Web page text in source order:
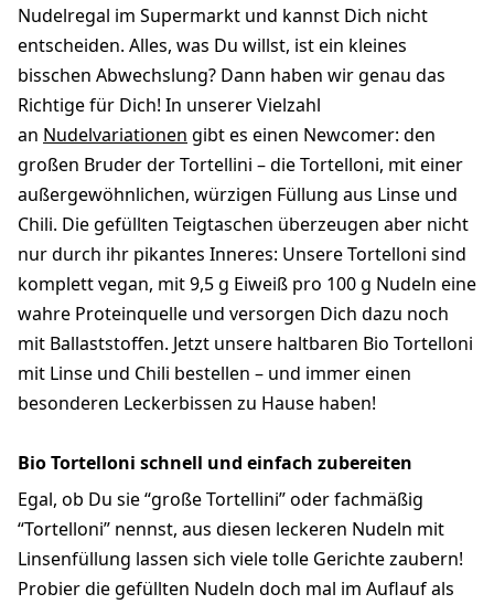
Nudelregal im Supermarkt und kannst Dich nicht
entscheiden. Alles, was Du willst, ist ein kleines
bisschen Abwechslung? Dann haben wir genau das
Richtige für Dich! In unserer Vielzahl
an Nudelvariationen gibt es einen Newcomer: den
großen Bruder der Tortellini – die Tortelloni, mit einer
außergewöhnlichen, würzigen Füllung aus Linse und
Chili. Die gefüllten Teigtaschen überzeugen aber nicht
nur durch ihr pikantes Inneres: Unsere Tortelloni sind
komplett vegan, mit 9,5 g Eiweiß pro 100 g Nudeln eine
wahre Proteinquelle und versorgen Dich dazu noch
mit Ballaststoffen. Jetzt unsere haltbaren Bio Tortelloni
mit Linse und Chili bestellen – und immer einen
besonderen Leckerbissen zu Hause haben!
Bio Tortelloni schnell und einfach zubereiten
Egal, ob Du sie “große Tortellini” oder fachmäßig
“Tortelloni” nennst, aus diesen leckeren Nudeln mit
Linsenfüllung lassen sich viele tolle Gerichte zaubern!
Probier die gefüllten Nudeln doch mal im Auflauf als